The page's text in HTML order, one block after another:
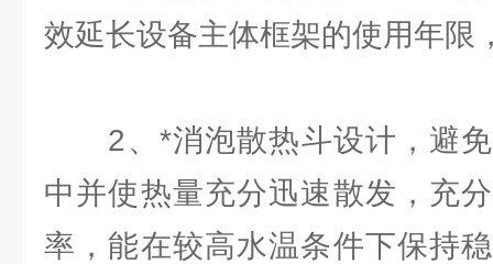
效延长设备主体框架的使用年限
2、*消泡散热斗设计，避免
中并使热量充分迅速散发，充
率，能在较高水温条件下保持